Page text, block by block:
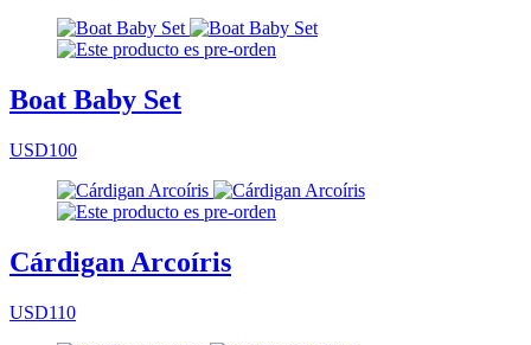
Boat Baby Set
USD100
Cárdigan Arcoíris
USD110